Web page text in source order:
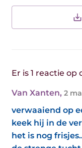
Er is 1 reactie op
Van Xanten, 2
verwaaiend op
keek hij in de
het is nog